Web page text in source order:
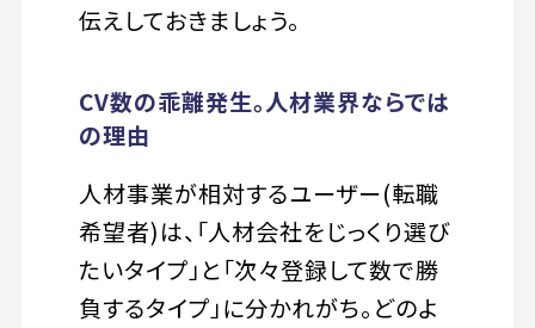
伝えしておきましょう。
CV数の乖離発生。人材業界ならでは
の理由
人材事業が相対するユーザー(転職
希望者)は、「人材会社をじっくり選び
たいタイプ」と「次々登録して数で勝
負するタイプ」に分かれがち。どのよ